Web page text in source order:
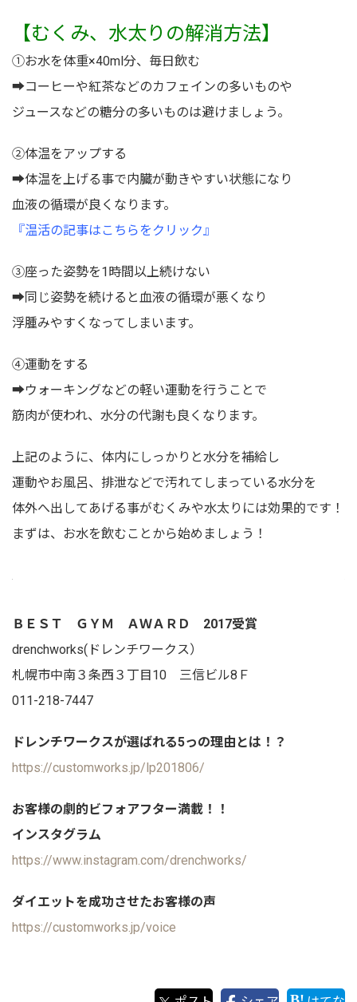
【むくみ、水太りの解消方法】
①お水を体重×40ml分、毎日飲む
➡コーヒーや紅茶などのカフェインの多いものや
ジュースなどの糖分の多いものは避けましょう。
②体温をアップする
➡体温を上げる事で内臓が動きやすい状態になり
血液の循環が良くなります。
『温活の記事はこちらをクリック』
③座った姿勢を1時間以上続けない
➡同じ姿勢を続けると血液の循環が悪くなり
浮腫みやすくなってしまいます。
④運動をする
➡ウォーキングなどの軽い運動を行うことで
筋肉が使われ、水分の代謝も良くなります。
上記のように、体内にしっかりと水分を補給し
運動やお風呂、排泄などで汚れてしまっている水分を
体外へ出してあげる事がむくみや水太りには効果的です！
まずは、お水を飲むことから始めましょう！
ＢＥＳＴ ＧＹＭ ＡＷＡＲＤ 2017受賞
drenchworks(ドレンチワークス）
札幌市中南３条西３丁目10 三信ビル8Ｆ
011-218-7447
ドレンチワークスが選ばれる5っの理由とは！？
https://customworks.jp/lp201806/
お客様の劇的ビフォアフター満載！！
インスタグラム
https://www.instagram.com/drenchworks/
ダイエットを成功させたお客様の声
https://customworks.jp/voice